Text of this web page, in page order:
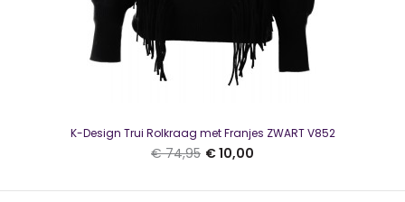
K-Design Trui Rolkraag met Franjes ZWART V852
€ 74,95 € 10,00